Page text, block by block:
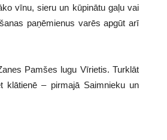
vīnu, sieru un kūpinātu gaļu vai
paņēmienus varēs apgūt arī
Pamšes lugu Vīrietis. Turklāt
– pirmajā Saimnieku un